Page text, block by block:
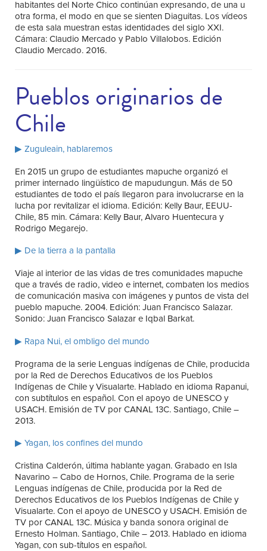
habitantes del Norte Chico continúan expresando, de una u
otra forma, el modo en que se sienten Diaguitas. Los vídeos
de esta sala muestran estas identidades del siglo XXI.
Cámara: Claudio Mercado y Pablo Villalobos. Edición
Claudio Mercado. 2016.
Pueblos originarios de
Chile
▶ Zuguleain, hablaremos
En 2015 un grupo de estudiantes mapuche organizó el
primer internado lingüístico de mapudungun. Más de 50
estudiantes de todo el país llegaron para involucrarse en la
lucha por revitalizar el idioma. Edición: Kelly Baur, EEUU-
Chile, 85 min. Cámara: Kelly Baur, Alvaro Huentecura y
Rodrigo Megarejo.
▶ De la tierra a la pantalla
Viaje al interior de las vidas de tres comunidades mapuche
que a través de radio, video e internet, combaten los medios
de comunicación masiva con imágenes y puntos de vista del
pueblo mapuche. 2004. Edición: Juan Francisco Salazar.
Sonido: Juan Francisco Salazar e Iqbal Barkat.
▶ Rapa Nui, el ombligo del mundo
Programa de la serie Lenguas indígenas de Chile, producida
por la Red de Derechos Educativos de los Pueblos
Indígenas de Chile y Visualarte. Hablado en idioma Rapanui,
con subtítulos en español. Con el apoyo de UNESCO y
USACH. Emisión de TV por CANAL 13C. Santiago, Chile –
2013.
▶ Yagan, los confines del mundo
Cristina Calderón, última hablante yagan. Grabado en Isla
Navarino – Cabo de Hornos, Chile. Programa de la serie
Lenguas indígenas de Chile, producida por la Red de
Derechos Educativos de los Pueblos Indígenas de Chile y
Visualarte. Con el apoyo de UNESCO y USACH. Emisión de
TV por CANAL 13C. Música y banda sonora original de
Ernesto Holman. Santiago, Chile – 2013. Hablado en idioma
Yagan, con sub-títulos en español.